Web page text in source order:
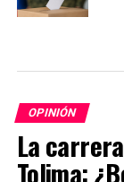
OPINIÓN
La
Tolima: